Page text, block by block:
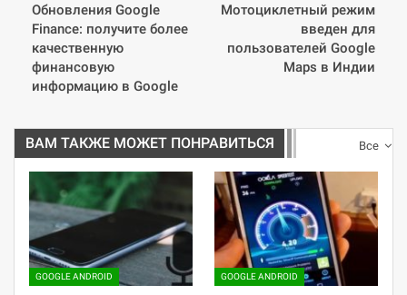
Обновления Google
Finance: получите более
качественную
финансовую
информацию в Google
Мотоциклетный режим
введен для
пользователей Google
Maps в Индии
Все
ВАМ ТАКЖЕ МОЖЕТ ПОНРАВИТЬСЯ
GOOGLE ANDROID GOOGLE ANDROID